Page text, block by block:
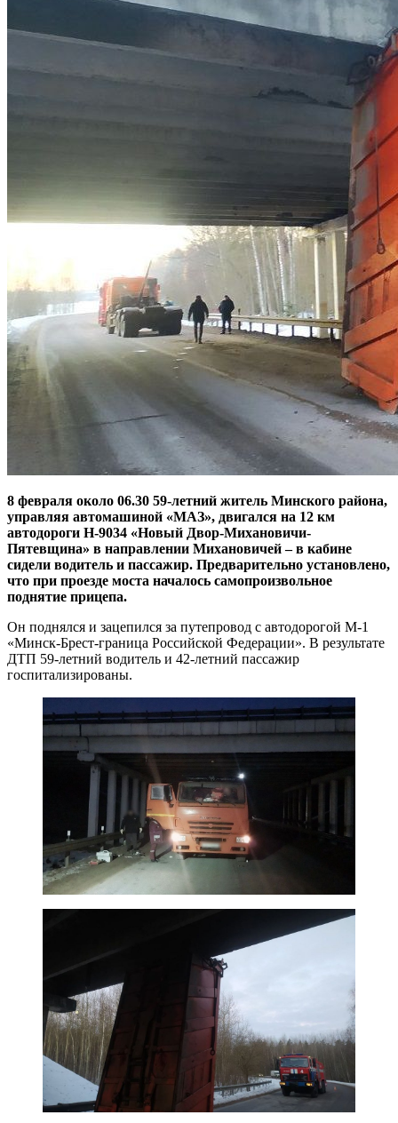
8 февраля около 06.30 59-летний житель Минского района,
управляя автомашиной «МАЗ», двигался на 12 км
автодороги Н-9034 «Новый Двор-Михановичи-
Пятевщина» в направлении Михановичей – в кабине
сидели водитель и пассажир. Предварительно установлено,
что при проезде моста началось самопроизвольное
поднятие прицепа.
Он поднялся и зацепился за путепровод с автодорогой М-1
«Минск-Брест-граница Российской Федерации». В результате
ДТП 59-летний водитель и 42-летний пассажир
госпитализированы.